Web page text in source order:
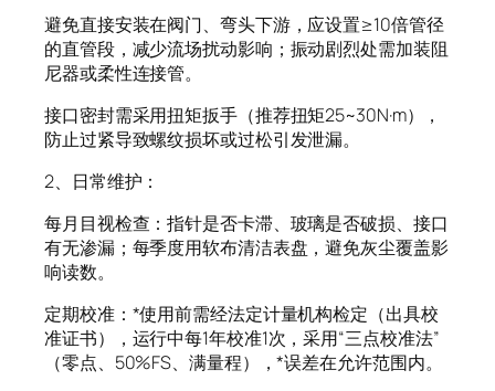
避免直接安装在阀门、弯头下游，应设置≥10倍管径
的直管段，减少流场扰动影响；振动剧烈处需加装阻
尼器或柔性连接管。
接口密封需采用扭矩扳手（推荐扭矩25~30N·m），
防止过紧导致螺纹损坏或过松引发泄漏。
2、日常维护：
每月目视检查：指针是否卡滞、玻璃是否破损、接口
有无渗漏；每季度用软布清洁表盘，避免灰尘覆盖影
响读数。
定期校准：*使用前需经法定计量机构检定（出具校
准证书），运行中每1年校准1次，采用“三点校准法”
（零点、50%FS、满量程），*误差在允许范围内。